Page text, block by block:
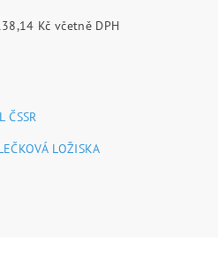
3 138,14 Kč včetně DPH
ČSSR
LOŽISKA